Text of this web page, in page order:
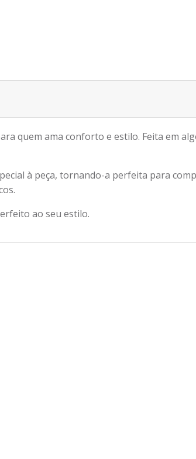
quem ama conforto e estilo. Feita em
à peça, tornando-a perfeita para
ao seu estilo.